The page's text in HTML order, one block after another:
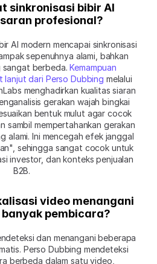
sinkronisasi bibir AI
profesional?
AI modern mencapai sinkronisasi
sepenuhnya alami, bahkan
sangat berbeda. Kemampuan
lanjut dari Perso Dubbing melalui
menghadirkan kualitas siaran
gerakan wajah bingkai
bentuk mulut agar cocok
sambil mempertahankan gerakan
alami. Ini mencegah efek janggal
sehingga sangat cocok untuk
investor, dan konteks penjualan
B2B.
video menangani
pembicara?
dan menangani beberapa
Perso Dubbing mendeteksi
berbeda dalam satu video,